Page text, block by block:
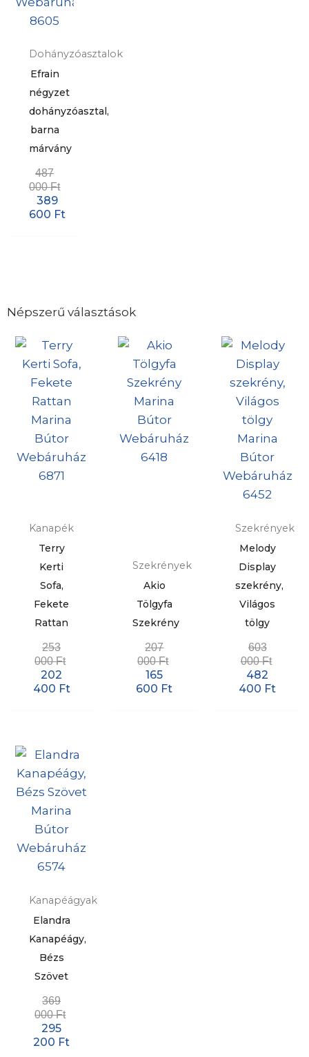
Dohányzóasztalok
Efrain
négyzet
dohányzóasztal,
barna
márvány
487
000Ft
389
600 Ft
Népszerű választások
Kanapék
Terry
Kerti
Sofa,
Fekete
Rattan
253
000Ft
202
400 Ft
Szekrények
Akio
Tölgyfa
Szekrény
207
000Ft
165
600 Ft
Szekrények
Melody
Display
szekrény,
Világos
tölgy
603
000Ft
482
400 Ft
Kanapéágyak
Elandra
Kanapéágy,
Bézs
Szövet
369
000Ft
295
200 Ft